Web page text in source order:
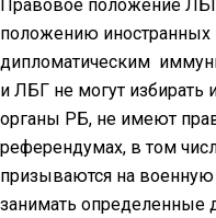
Правовое положение
положению
дипломатическим
и ЛБГ не могут
органы РБ, не имеют
референдумах, в том
призываются на
занимать определенные